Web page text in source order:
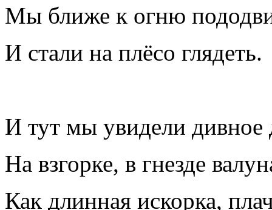
Мы ближе к огню
И стали на плёсо глядеть.
И тут мы увидели дивное
На взгорке, в гнезде
Как длинная искорка,